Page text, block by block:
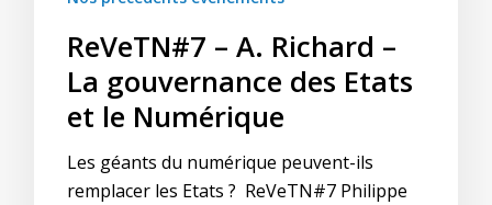
ReVeTN#7 – A. Richard –
La gouvernance des Etats
et le Numérique
Les géants du numérique peuvent-ils
remplacer les Etats ?​ ReVeTN#7 Philippe